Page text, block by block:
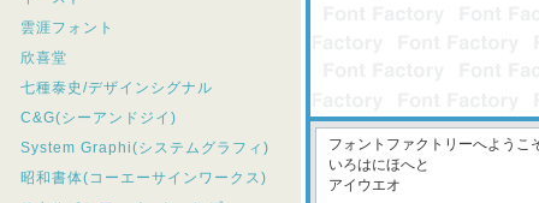
雲涯フォント
欣喜堂
七種泰史/デザインシグナル
C&G(シーアンドジイ)
System Graphi(システムグラフィ)
昭和書体(コーエーサインワークス)